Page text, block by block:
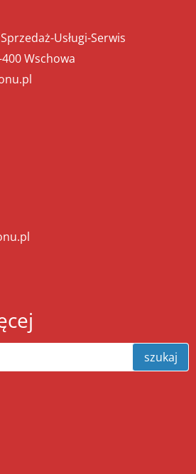
Usługi-Serwis
Wschowa
szukaj